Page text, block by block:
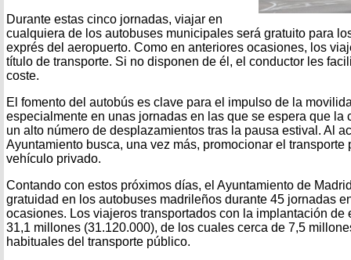
Durante estas cinco jornadas, viajar en
cualquiera de los autobuses municipales será gratuito para
exprés del aeropuerto. Como en anteriores ocasiones, los
título de transporte. Si no disponen de él, el conductor les
coste.
El fomento del autobús es clave para el impulso de la
especialmente en unas jornadas en las que se espera que la
un alto número de desplazamientos tras la pausa estival. Al
Ayuntamiento busca, una vez más, promocionar el
vehículo privado.
Contando con estos próximos días, el Ayuntamiento de
gratuidad en los autobuses madrileños durante 45 jornadas
ocasiones. Los viajeros transportados con la implantación de
31,1 millones (31.120.000), de los cuales cerca de 7,5
habituales del transporte público.